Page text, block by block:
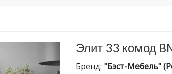
Элит 33 комод
Бренд: "Бэст-Мебель"